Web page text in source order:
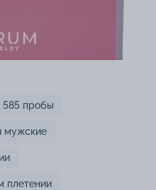
585 пробы
мужские
плетении